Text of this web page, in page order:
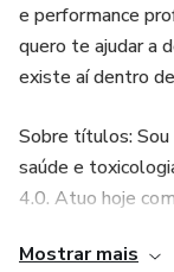
e performance
quero te ajudar a
existe aí dentro
Sobre títulos: Sou
saúde e
4.0. Atuo hoje
vidas. Iniciei a
Mostrar mais